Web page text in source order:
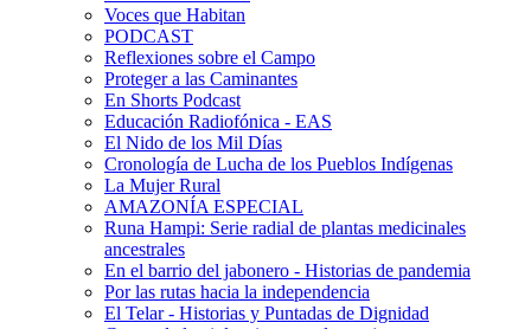
Voces que Habitan
PODCAST
Reflexiones sobre el Campo
Proteger a las Caminantes
En Shorts Podcast
Educación Radiofónica - EAS
El Nido de los Mil Días
Cronología de Lucha de los Pueblos Indígenas
La Mujer Rural
AMAZONÍA ESPECIAL
Runa Hampi: Serie radial de plantas medicinales
ancestrales
En el barrio del jabonero - Historias de pandemia
Por las rutas hacia la independencia
El Telar - Historias y Puntadas de Dignidad